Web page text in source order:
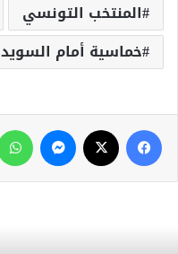
المنتخب التونسي
خماسية أمام السويد